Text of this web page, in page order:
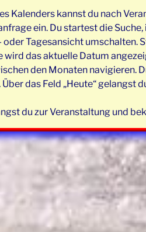
Kalenders kannst du nach
ein. Du startest die
Tagesansicht
das aktuelle Datum
den Monaten navigieren.
das Feld „Heute“
du zur Veranstaltung und